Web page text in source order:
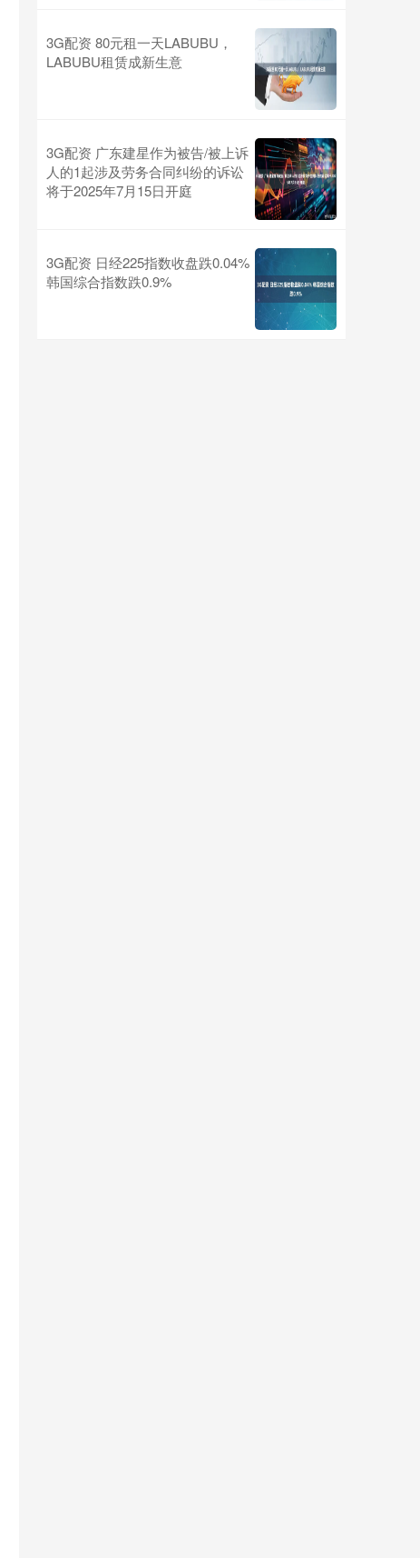
3G配资 80元租一天LABUBU，
LABUBU租赁成新生意
3G配资 广东建星作为被告/被上诉
人的1起涉及劳务合同纠纷的诉讼
将于2025年7月15日开庭
3G配资 日经225指数收盘跌0.04%
韩国综合指数跌0.9%